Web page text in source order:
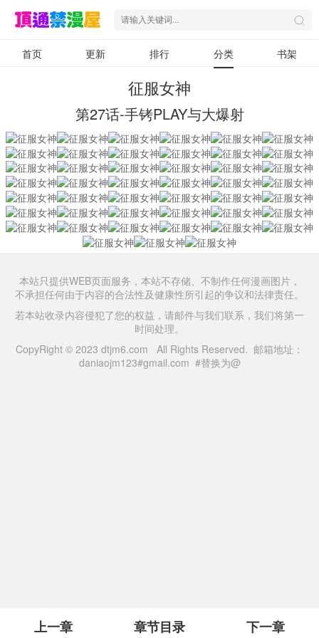
首页 更新 排行 分类 书架
征服女神
第27话-手铐PLAY与大爆射
上一章 章节目录 下一章
本站只提供WEB页面服务，本站不存储、不制作任何漫画图片，
不承担任何由于内容的合法性及健康性所引起的争议和法律责任。
若本站收录内容侵犯了您的权益，请邮件与我们联系，我们将第一
时间处理。
CopyRight © 2023 dtjm6.com All Rights Reserved. 邮箱地址：
daniaojm123#gmail.com #替换为@